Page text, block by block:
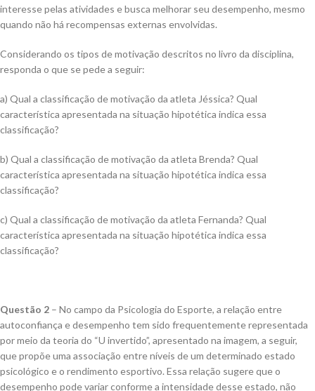
interesse pelas atividades e busca melhorar seu desempenho, mesmo
quando não há recompensas externas envolvidas.
Considerando os tipos de motivação descritos no livro da disciplina,
responda o que se pede a seguir:
a) Qual a classificação de motivação da atleta Jéssica? Qual
característica apresentada na situação hipotética indica essa
classificação?
b) Qual a classificação de motivação da atleta Brenda? Qual
característica apresentada na situação hipotética indica essa
classificação?
c) Qual a classificação de motivação da atleta Fernanda? Qual
característica apresentada na situação hipotética indica essa
classificação?
Questão 2 – No campo da Psicologia do Esporte, a relação entre
autoconfiança e desempenho tem sido frequentemente representada
por meio da teoria do “U invertido”, apresentado na imagem, a seguir,
que propõe uma associação entre níveis de um determinado estado
psicológico e o rendimento esportivo. Essa relação sugere que o
desempenho pode variar conforme a intensidade desse estado, não